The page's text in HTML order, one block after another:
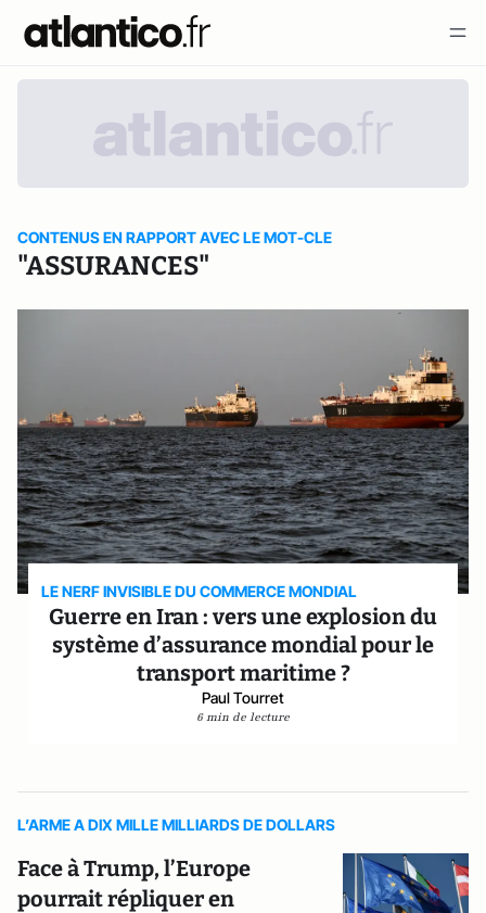
CONTENUS EN RAPPORT AVEC LE MOT-CLE
"ASSURANCES"
LE NERF INVISIBLE DU COMMERCE MONDIAL
Guerre en Iran : vers une explosion du
système d’assurance mondial pour le
transport maritime ?
Paul Tourret
6 min de lecture
L’ARME A DIX MILLE MILLIARDS DE DOLLARS
Face à Trump, l’Europe
pourrait répliquer en